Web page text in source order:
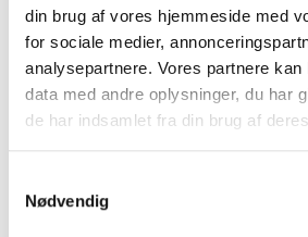
din brug af vores hjemmeside med
for sociale medier,
analysepartnere. Vores partnere
data med andre oplysninger, du har
de har indsamlet fra din brug af
Nødvendig
Temaerne favnede bredt mht.
kommunalpolitiske cases og
sundhed hos børn og unge i Aarhus
Stadionprojektet Kongelunden,
demokratiet, Aarhus Klimaplan: Det
personens betydning i lokalpolitik,
begrænsede ressourcer - dilemmaer